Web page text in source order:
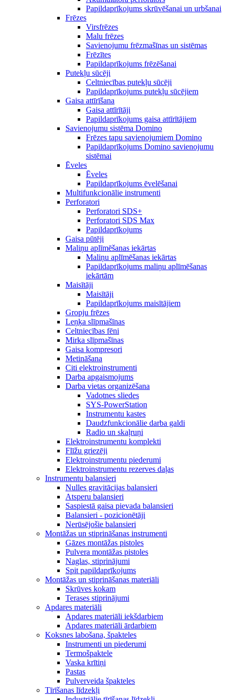
Papildaprīkojums skrūvēšanai un urbšanai
Frēzes
Virsfrēzes
Malu frēzes
Savienojumu frēzmašīnas un sistēmas
Frēzītes
Papildaprīkojums frēzēšanai
Putekļu sūcēji
Celtniecības putekļu sūcēji
Papildaprīkojums putekļu sūcējiem
Gaisa attīrīšana
Gaisa attīrītāji
Papildaprīkojums gaisa attīrītājiem
Savienojumu sistēma Domino
Frēzes tapu savienojumiem Domino
Papildaprīkojums Domino savienojumu
sistēmai
Ēveles
Ēveles
Papildaprīkojums ēvelēšanai
Multifunkcionālie instrumenti
Perforatori
Perforatori SDS+
Perforatori SDS Max
Papildaprīkojums
Gaisa pūtēji
Maliņu aplīmēšanas iekārtas
Maliņu aplīmēšanas iekārtas
Papildaprīkojums maliņu aplīmēšanas
iekārtām
Maisītāji
Maisītāji
Papildaprīkojums maisītājiem
Gropju frēzes
Leņķa slīpmašīnas
Celtniecības fēni
Mirka slīpmašīnas
Gaisa kompresori
Metināšana
Citi elektroinstrumenti
Darba apgaismojums
Darba vietas organizēšana
Vadotnes sliedes
SYS-PowerStation
Instrumentu kastes
Daudzfunkcionālie darba galdi
Radio un skaļruņi
Elektroinstrumentu komplekti
Flīžu griezēji
Elektroinstrumentu piederumi
Elektroinstrumentu rezerves daļas
Instrumentu balansieri
Nulles gravitācijas balansieri
Atsperu balansieri
Saspiestā gaisa pievada balansieri
Balansieri - pozicionētāji
Nerūsējošie balansieri
Montāžas un stiprināšanas instrumenti
Gāzes montāžas pistoles
Pulvera montāžas pistoles
Naglas, stiprinājumi
Spit papildaprīkojums
Montāžas un stiprināšanas materiāli
Skrūves kokam
Terases stiprinājumi
Apdares materiāli
Apdares materiāli iekšdarbiem
Apdares materiāli ārdarbiem
Koksnes labošana, špakteles
Instrumenti un piederumi
Termošpaktele
Vaska krītiņi
Pastas
Pulverveida špakteles
Tīrīšanas līdzekļi